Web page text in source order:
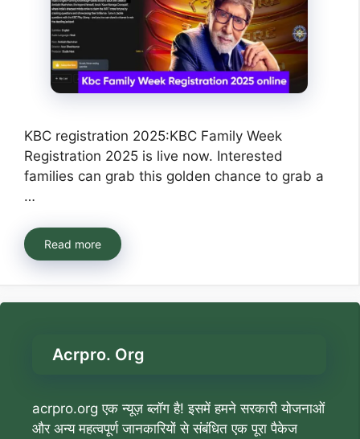
KBC registration 2025:KBC Family Week
Registration 2025 is live now. Interested
families can grab this golden chance to grab a
…
Read more
Acrpro. Org
acrpro.org एक न्यूज़ ब्लॉग है! इसमें हमने सरकारी योजनाओं
और अन्य महत्वपूर्ण जानकारियों से संबंधित एक पूरा पैकेज